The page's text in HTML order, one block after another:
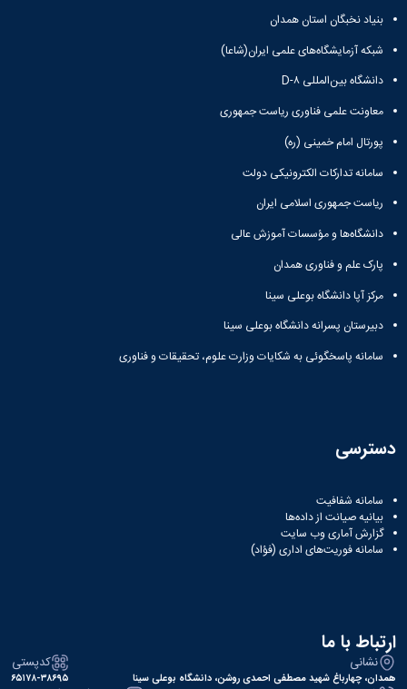
بنیاد نخبگان استان همدان
شبکه آزمایشگاه‌های علمی ایران(شاعا)
دانشگاه بین‌المللی D-۸
معاونت علمی فناوری ریاست جمهوری
پورتال امام خمینی (ره)
سامانه تدارکات الکترونیکی دولت
ریاست جمهوری اسلامی ایران
دانشگاه‌ها و مؤسسات آموزش عالی
پارک علم و فناوری همدان
مرکز آپا دانشگاه بوعلی سینا
دبیرستان پسرانه دانشگاه بوعلی سینا
سامانه پاسخگوئی به شکایات وزارت علوم، تحقیقات و فناوری
دسترسی
سامانه شفافیت
بیانیه صیانت از داده‌ها
گزارش آماری وب‌ سایت
سامانه فوریت‌های اداری (فؤاد)
ارتباط با ما
نشانی
همدان، چهارباغ شهید مصطفی احمدی روشن، دانشگاه بوعلی سینا
کدپستی
۶۵۱۷۸-۳۸۶۹۵